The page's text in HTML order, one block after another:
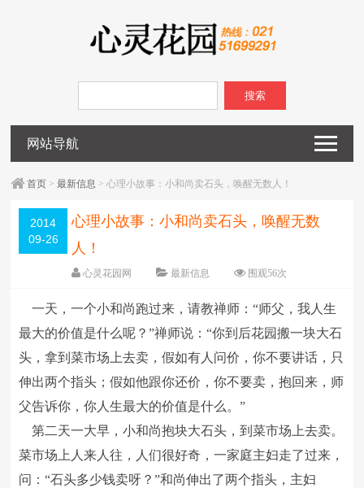
搜索
网站导航
首页 >最新信息 > 心理小故事：小和尚卖石头，唤醒无数人！
2014
09-26
心理小故事：小和尚卖石头，唤醒无数
人！
心灵花园网 最新信息 围观56次
字体：大 中 小
一天，一个小和尚跑过来，请教禅师：“师父，我人生
最大的价值是什么呢？”禅师说：“你到后花园搬一块大石
头，拿到菜市场上去卖，假如有人问价，你不要讲话，只
伸出两个指头；假如他跟你还价，你不要卖，抱回来，师
父告诉你，你人生最大的价值是什么。”
第二天一大早，小和尚抱块大石头，到菜市场上去卖。
菜市场上人来人往，人们很好奇，一家庭主妇走了过来，
问：“石头多少钱卖呀？”和尚伸出了两个指头，主妇